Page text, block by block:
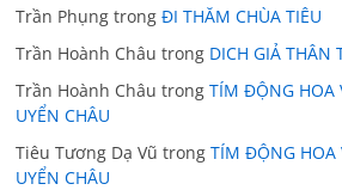
Trần Phụng trongĐI THĂM CHÙA TIÊU
Trần Hoành Châu trong DICH GIẢ THÂN
Trần Hoành Châu trongTÍM ĐỘNG HOA
UYỂN CHÂU
Tiêu Tương Dạ Vũ trongTÍM ĐỘNG HOA
UYỂN CHÂU